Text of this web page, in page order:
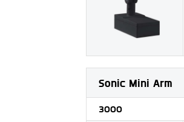
Sonic Mini Arm
3000